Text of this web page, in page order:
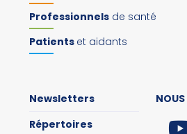
Professionnels de santé
Patients et aidants
Newsletters
Répertoires
NOUS